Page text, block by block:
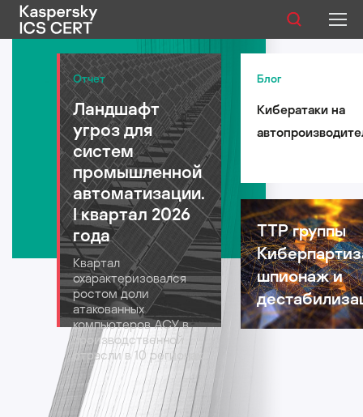
Публикации
Услуги
Уязвимости
Статистика
Русский
Отчет
Ландшафт
угроз для
систем
промышленной
автоматизации.
I квартал 2026
года
Квартал
охарактеризовался
ростом доли
атакованных
компьютеров АСУ в
производственной
отрасли в 10 регионах
Блог
Кибератаки на
компании: риски
автомобильной
индустрии в 2026
году
TTP группы
шпионаж и